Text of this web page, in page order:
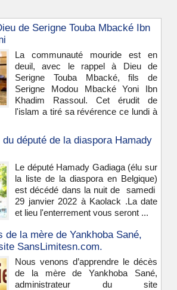
de Serigne Touba Mbacké Ibn
La communauté mouride est en
deuil, avec le rappel à Dieu de
Serigne Touba Mbacké, fils de
Serigne Modou Mbacké Yoni Ibn
Khadim Rassoul. Cet érudit de
l'islam a tiré sa révérence ce lundi à
député de la diaspora Hamady
Le député Hamady Gadiaga (élu sur
la liste de la diaspora en Belgique)
est décédé dans la nuit de samedi
29 janvier 2022 à Kaolack .La date
et lieu l'enterrement vous seront ...
de la mère de Yankhoba Sané,
SansLimitesn.com.
Nous venons d’apprendre le décès
de la mère de Yankhoba Sané,
administrateur du site